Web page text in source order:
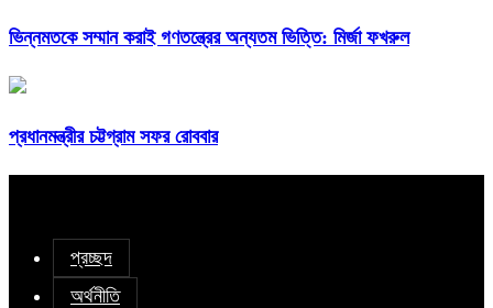
ভিন্নমতকে সম্মান করাই গণতন্ত্রের অন্যতম ভিত্তি: মির্জা ফখরুল
প্রধানমন্ত্রীর চট্টগ্রাম সফর রোববার
প্রচ্ছদ
অর্থনীতি